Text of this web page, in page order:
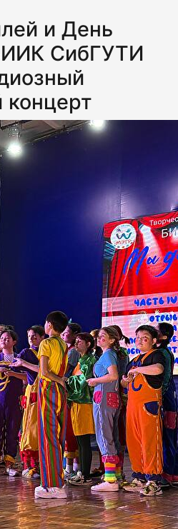
и День
СибГУТИ
концерт